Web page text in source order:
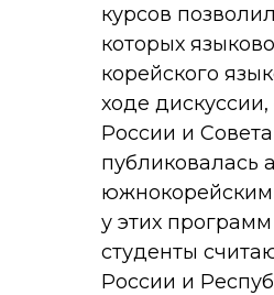
курсов
которых
корейского
ходе
России и
публиковалась
у этих
студенты
России и